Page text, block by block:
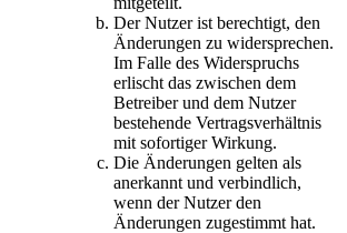
Der Nutzer ist berechtigt, den
Änderungen zu widersprechen.
Im Falle des Widerspruchs
erlischt das zwischen dem
Betreiber und dem Nutzer
bestehende Vertragsverhältnis
mit sofortiger Wirkung.
Die Änderungen gelten als
anerkannt und verbindlich,
wenn der Nutzer den
Änderungen zugestimmt hat.